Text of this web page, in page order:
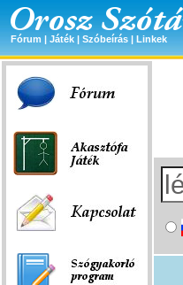
Fórum | Játék | Szóbeírás | Linkek